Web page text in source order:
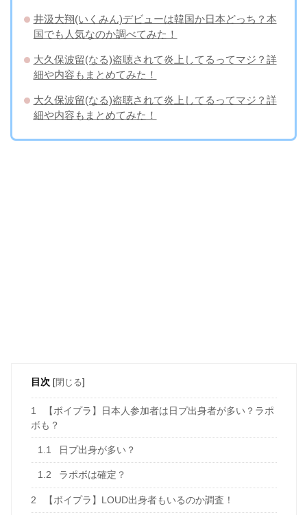
井汲大翔(いくみん)デビューは韓国か日本どっち？本
国でも人気なのか調べてみた！
大久保波留(なる)盗聴されて炎上してるってマジ？詳
細や内容もまとめてみた！
大久保波留(なる)盗聴されて炎上してるってマジ？詳
細や内容もまとめてみた！
目次 [閉じる]
1
【ボイプラ】日本人参加者は日プ出身者が多い？ラポ
ボも？
1.1 日プ出身が多い？
1.2 ラポボは確定？
2 【ボイプラ】LOUD出身者もいるのか調査！